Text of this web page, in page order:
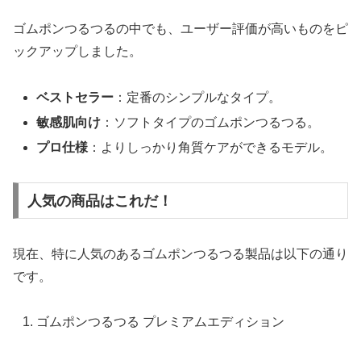
ゴムポンつるつるの中でも、ユーザー評価が高いものをピ
ックアップしました。
ベストセラー ：定番のシンプルなタイプ。
敏感肌向け ：ソフトタイプのゴムポンつるつる。
プロ仕様 ：よりしっかり角質ケアができるモデル。
人気の商品はこれだ！
現在、特に人気のあるゴムポンつるつる製品は以下の通り
です。
ゴムポンつるつる プレミアムエディション